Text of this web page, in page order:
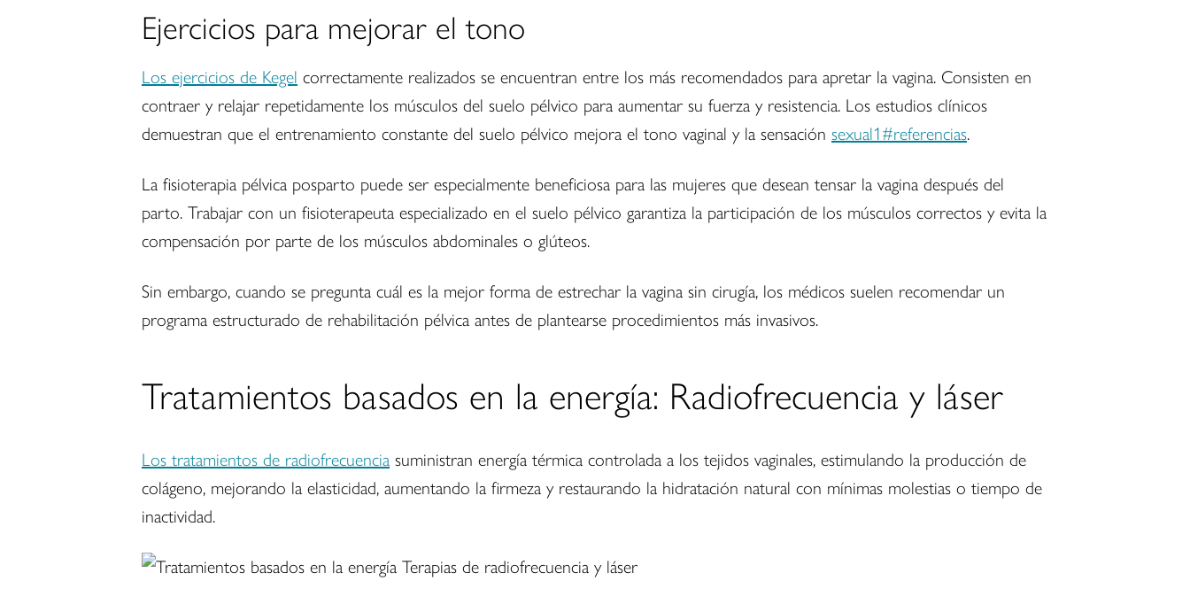
Ejercicios para mejorar el tono
Los ejercicios de Kegel correctamente realizados se encuentran entre los más recomendados para apretar la vagina. Consisten en
contraer y relajar repetidamente los músculos del suelo pélvico para aumentar su fuerza y resistencia. Los estudios clínicos
demuestran que el entrenamiento constante del suelo pélvico mejora el tono vaginal y la sensación sexual1#referencias.
La fisioterapia pélvica posparto puede ser especialmente beneficiosa para las mujeres que desean tensar la vagina después del
parto. Trabajar con un fisioterapeuta especializado en el suelo pélvico garantiza la participación de los músculos correctos y evita la
compensación por parte de los músculos abdominales o glúteos.
Sin embargo, cuando se pregunta cuál es la mejor forma de estrechar la vagina sin cirugía, los médicos suelen recomendar un
programa estructurado de rehabilitación pélvica antes de plantearse procedimientos más invasivos.
Tratamientos basados en la energía: Radiofrecuencia y láser
Los tratamientos de radiofrecuencia suministran energía térmica controlada a los tejidos vaginales, estimulando la producción de
colágeno, mejorando la elasticidad, aumentando la firmeza y restaurando la hidratación natural con mínimas molestias o tiempo de
inactividad.